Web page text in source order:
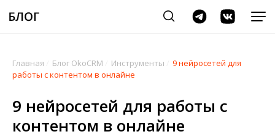
Главная Блог OkoCRM Инструменты
9 нейросетей для
работы с контентом в онлайне
9 нейросетей для работы с
контентом в онлайне